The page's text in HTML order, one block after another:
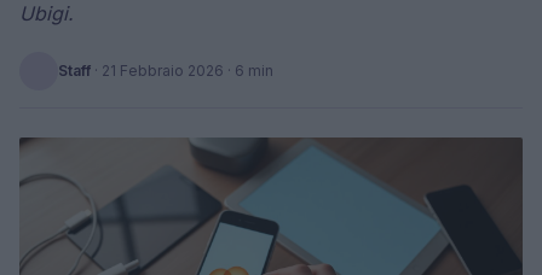
Ubigi.
Staff · 21 Febbraio 2026 · 6 min